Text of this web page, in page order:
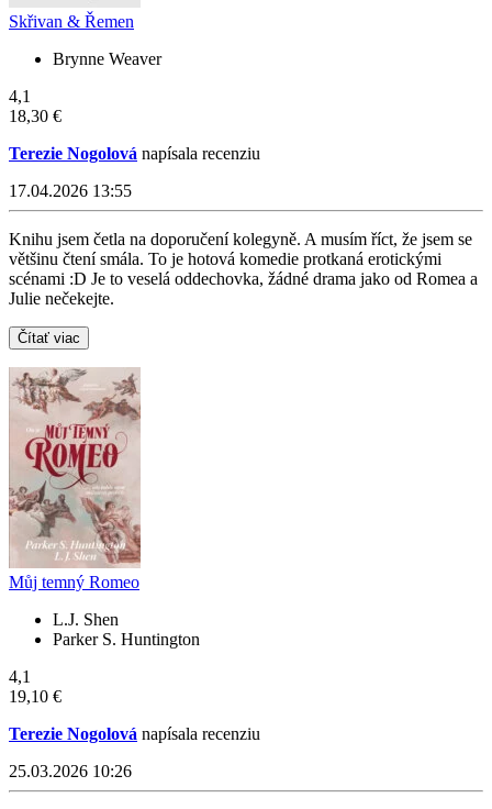
Skřivan & Řemen
Brynne Weaver
4,1
18,30 €
Terezie Nogolová napísala recenziu
17.04.2026 13:55
Knihu jsem četla na doporučení kolegyně. A musím říct, že jsem se
většinu čtení smála. To je hotová komedie protkaná erotickými
scénami :D Je to veselá oddechovka, žádné drama jako od Romea a
Julie nečekejte.
Čítať viac
Můj temný Romeo
L.J. Shen
Parker S. Huntington
4,1
19,10 €
Terezie Nogolová napísala recenziu
25.03.2026 10:26